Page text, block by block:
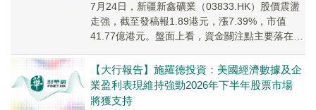
7月24日，新疆新鑫礦業（03833.HK）股價震盪
走強，截至發稿報1.89港元，漲7.39%，市值
41.77億港元。盤面上看，資金關注點主要落在公
【大行報告】施羅德投資：美國經濟數據及企
業盈利表現維持強勁2026年下半年股票市場
將獲支持